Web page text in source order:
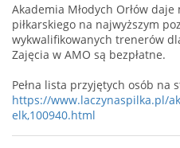
Akademia Młodych Orłów
piłkarskiego na najwyższym
wykwalifikowanych trenerów
Zajęcia w AMO są bezpłatne.
Pełna lista przyjętych osób na
https://www.laczynaspilka.pl/
elk,100940.html